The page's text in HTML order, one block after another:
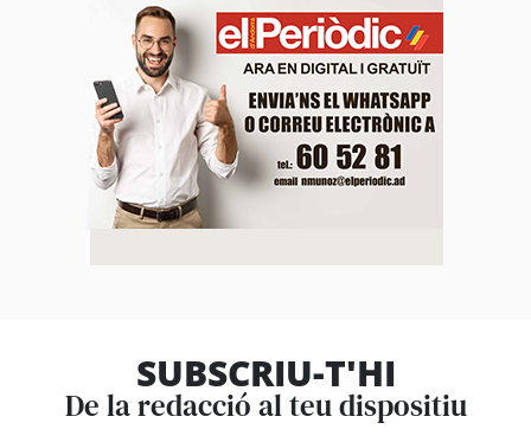
SUBSCRIU-T'HI
De la redacció al teu dispositiu